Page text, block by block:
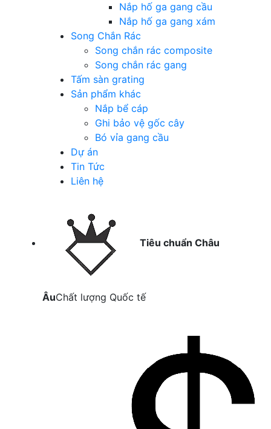
Nắp hố ga gang cầu
Nắp hố ga gang xám
Song Chắn Rác
Song chắn rác composite
Song chắn rác gang
Tấm sàn grating
Sản phẩm khác
Nắp bể cáp
Ghi bảo vệ gốc cây
Bó vỉa gang cầu
Dự án
Tin Tức
Liên hệ
Tiêu chuẩn Châu
ÂuChất lượng Quốc tế